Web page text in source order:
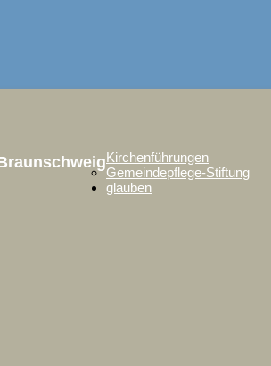
Kirchenführungen
Gemeindepflege-Stiftung
glauben